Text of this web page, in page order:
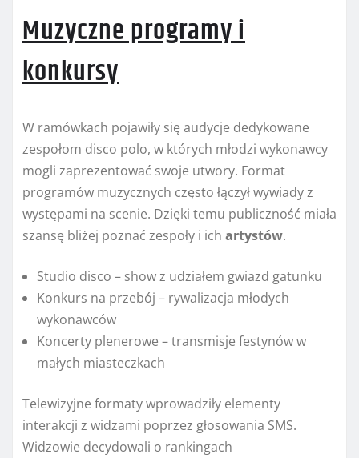
Muzyczne programy i
konkursy
W ramówkach pojawiły się audycje dedykowane
zespołom disco polo, w których młodzi wykonawcy
mogli zaprezentować swoje utwory. Format
programów muzycznych często łączył wywiady z
występami na scenie. Dzięki temu publiczność miała
szansę bliżej poznać zespoły i ich artystów.
Studio disco – show z udziałem gwiazd gatunku
Konkurs na przebój – rywalizacja młodych
wykonawców
Koncerty plenerowe – transmisje festynów w
małych miasteczkach
Telewizyjne formaty wprowadziły elementy
interakcji z widzami poprzez głosowania SMS.
Widzowie decydowali o rankingach